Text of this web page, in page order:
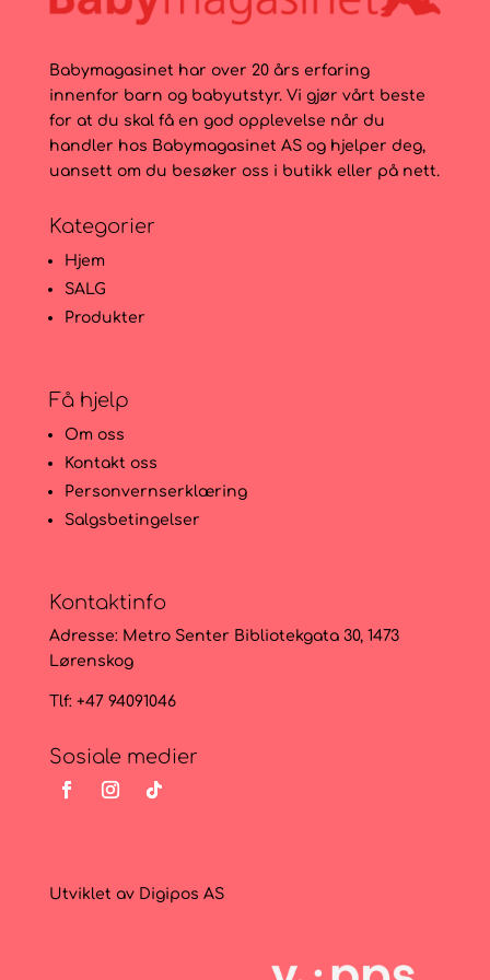
Babymagasinet har over 20 års erfaring
innenfor barn og babyutstyr. Vi gjør vårt beste
for at du skal få en god opplevelse når du
handler hos Babymagasinet AS og hjelper deg,
uansett om du besøker oss i butikk eller på nett.
Kategorier
Hjem
SALG
Produkter
Få hjelp
Om oss
Kontakt oss
Personvernserklæring
Salgsbetingelser
Kontaktinfo
Adresse: Metro Senter Bibliotekgata 30, 1473
Lørenskog
Tlf: +47 94091046
Sosiale medier
Utviklet av Digipos AS